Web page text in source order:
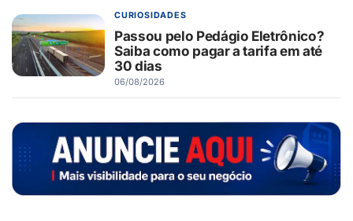
CURIOSIDADES
Passou pelo Pedágio Eletrônico?
Saiba como pagar a tarifa em até
30 dias
06/08/2026